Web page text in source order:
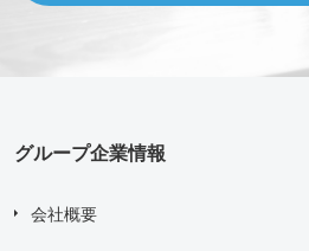
グループ企業情報
会社概要